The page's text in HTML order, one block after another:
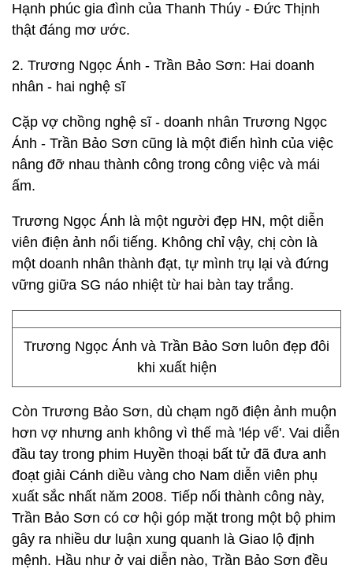
Hạnh phúc gia đình của Thanh Thúy - Đức Thịnh
thật đáng mơ ước.
2. Trương Ngọc Ánh - Trần Bảo Sơn: Hai doanh
nhân - hai nghệ sĩ
Cặp vợ chồng nghệ sĩ - doanh nhân Trương Ngọc
Ánh - Trần Bảo Sơn cũng là một điển hình của việc
nâng đỡ nhau thành công trong công việc và mái
ấm.
Trương Ngọc Ánh là một người đẹp HN, một diễn
viên điện ảnh nổi tiếng. Không chỉ vậy, chị còn là
một doanh nhân thành đạt, tự mình trụ lại và đứng
vững giữa SG náo nhiệt từ hai bàn tay trắng.
Trương Ngọc Ánh và Trần Bảo Sơn luôn đẹp đôi
khi xuất hiện
Còn Trương Bảo Sơn, dù chạm ngõ điện ảnh muộn
hơn vợ nhưng anh không vì thế mà 'lép vế'. Vai diễn
đầu tay trong phim Huyền thoại bất tử đã đưa anh
đoạt giải Cánh diều vàng cho Nam diễn viên phụ
xuất sắc nhất năm 2008. Tiếp nối thành công này,
Trần Bảo Sơn có cơ hội góp mặt trong một bộ phim
gây ra nhiều dư luận xung quanh là Giao lộ định
mệnh. Hầu như ở vai diễn nào, Trần Bảo Sơn đều